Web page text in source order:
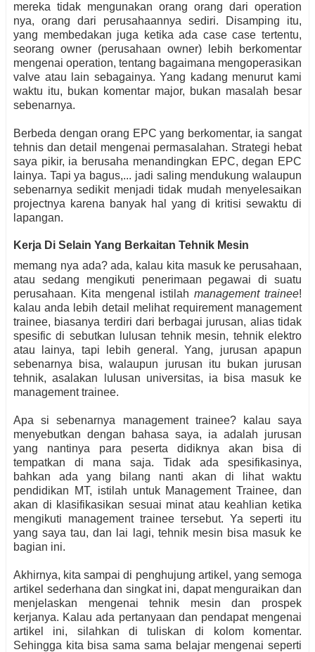
mereka tidak mengunakan orang orang dari operation
nya, orang dari perusahaannya sediri. Disamping itu,
yang membedakan juga ketika ada case case tertentu,
seorang owner (perusahaan owner) lebih berkomentar
mengenai operation, tentang bagaimana mengoperasikan
valve atau lain sebagainya. Yang kadang menurut kami
waktu itu, bukan komentar major, bukan masalah besar
sebenarnya.
Berbeda dengan orang EPC yang berkomentar, ia sangat
tehnis dan detail mengenai permasalahan. Strategi hebat
saya pikir, ia berusaha menandingkan EPC, degan EPC
lainya. Tapi ya bagus,... jadi saling mendukung walaupun
sebenarnya sedikit menjadi tidak mudah menyelesaikan
projectnya karena banyak hal yang di kritisi sewaktu di
lapangan.
Kerja Di Selain Yang Berkaitan Tehnik Mesin
memang nya ada? ada, kalau kita masuk ke perusahaan,
atau sedang mengikuti penerimaan pegawai di suatu
perusahaan. Kita mengenal istilahmanagement trainee!
kalau anda lebih detail melihat requirement management
trainee, biasanya terdiri dari berbagai jurusan, alias tidak
spesific di sebutkan lulusan tehnik mesin, tehnik elektro
atau lainya, tapi lebih general. Yang, jurusan apapun
sebenarnya bisa, walaupun jurusan itu bukan jurusan
tehnik, asalakan lulusan universitas, ia bisa masuk ke
management trainee.
Apa si sebenarnya management trainee? kalau saya
menyebutkan dengan bahasa saya, ia adalah jurusan
yang nantinya para peserta didiknya akan bisa di
tempatkan di mana saja. Tidak ada spesifikasinya,
bahkan ada yang bilang nanti akan di lihat waktu
pendidikan MT, istilah untuk Management Trainee, dan
akan di klasifikasikan sesuai minat atau keahlian ketika
mengikuti management trainee tersebut. Ya seperti itu
yang saya tau, dan lai lagi, tehnik mesin bisa masuk ke
bagian ini.
Akhirnya, kita sampai di penghujung artikel, yang semoga
artikel sederhana dan singkat ini, dapat menguraikan dan
menjelaskan mengenai tehnik mesin dan prospek
kerjanya. Kalau ada pertanyaan dan pendapat mengenai
artikel ini, silahkan di tuliskan di kolom komentar.
Sehingga kita bisa sama sama belajar mengenai seperti